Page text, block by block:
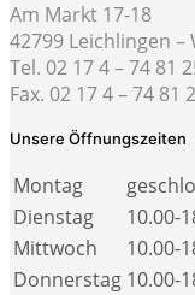
Am Markt 17-18
42799 Leichlingen –
Tel. 02 17 4 – 74 81
Fax. 02 17 4 – 74 81
Unsere Öffnungszeiten
Montag
Dienstag
10.00-
Mittwoch
10.00-
Donnerstag 10.00-